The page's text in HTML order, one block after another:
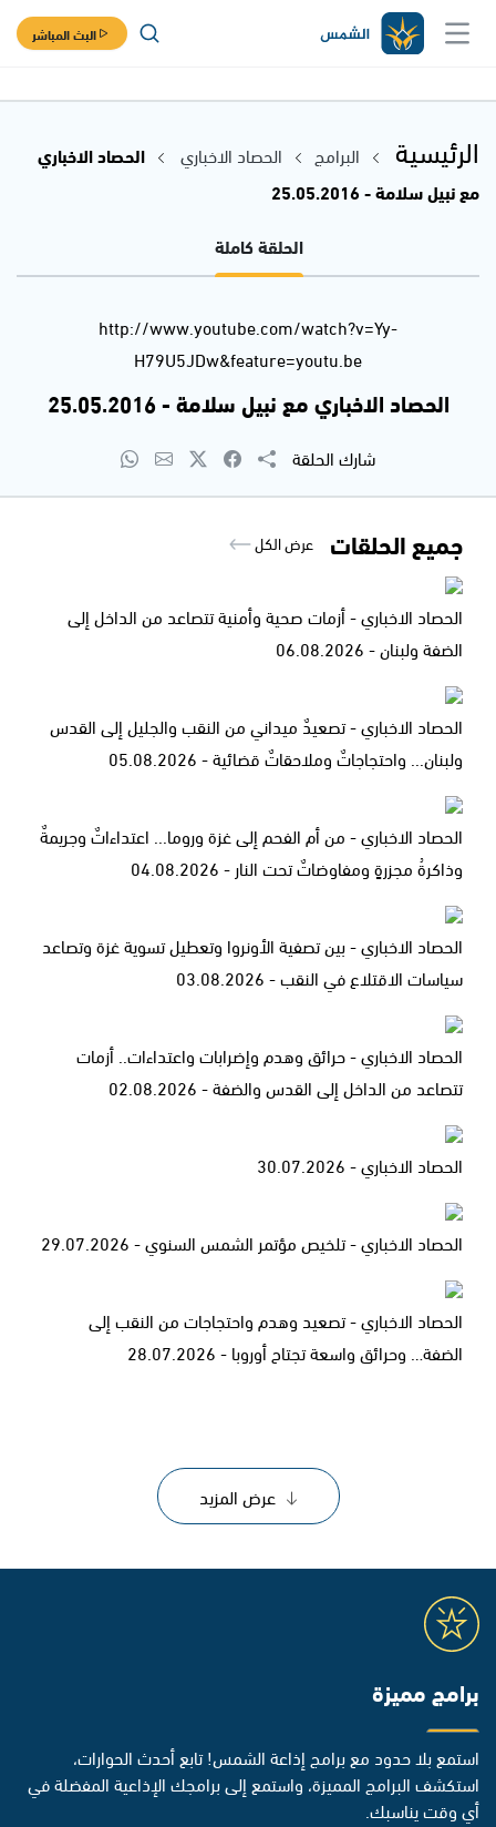
البث المباشر
الرئيسية البرامج الحصاد الاخباري
الحصاد الاخباري
مع نبيل سلامة - 25.05.2016
الحلقة كاملة
http://www.youtube.com/watch?v=Yy-
H79U5JDw&feature=youtu.be
الحصاد الاخباري مع نبيل سلامة - 25.05.2016
شارك الحلقة
جميع الحلقات عرض الكل
الحصاد الاخباري - أزمات صحية وأمنية تتصاعد من الداخل إلى
الضفة ولبنان - 06.08.2026
الحصاد الاخباري - تصعيدٌ ميداني من النقب والجليل إلى القدس
ولبنان... واحتجاجاتٌ وملاحقاتٌ قضائية - 05.08.2026
الحصاد الاخباري - من أم الفحم إلى غزة وروما... اعتداءاتٌ وجريمةٌ
وذاكرةُ مجزرةٍ ومفاوضاتٌ تحت النار - 04.08.2026
الحصاد الاخباري - بين تصفية الأونروا وتعطيل تسوية غزة وتصاعد
سياسات الاقتلاع في النقب - 03.08.2026
الحصاد الاخباري - حرائق وهدم وإضرابات واعتداءات.. أزمات
تتصاعد من الداخل إلى القدس والضفة - 02.08.2026
الحصاد الاخباري - 30.07.2026
الحصاد الاخباري - تلخيص مؤتمر الشمس السنوي - 29.07.2026
الحصاد الاخباري - تصعيد وهدم واحتجاجات من النقب إلى
الضفة… وحرائق واسعة تجتاح أوروبا - 28.07.2026
عرض المزيد
برامج مميزة
استمع بلا حدود مع برامج إذاعة الشمس! تابع أحدث الحوارات،
استكشف البرامج المميزة، واستمع إلى برامجك الإذاعية المفضلة في
أي وقت يناسبك.